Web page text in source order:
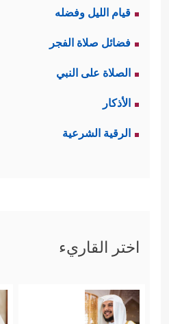
قيام الليل وفضله
فضائل صلاة الفجر
الصلاة على النبي
الأذكار
الرقية الشرعية
اختر القاريء